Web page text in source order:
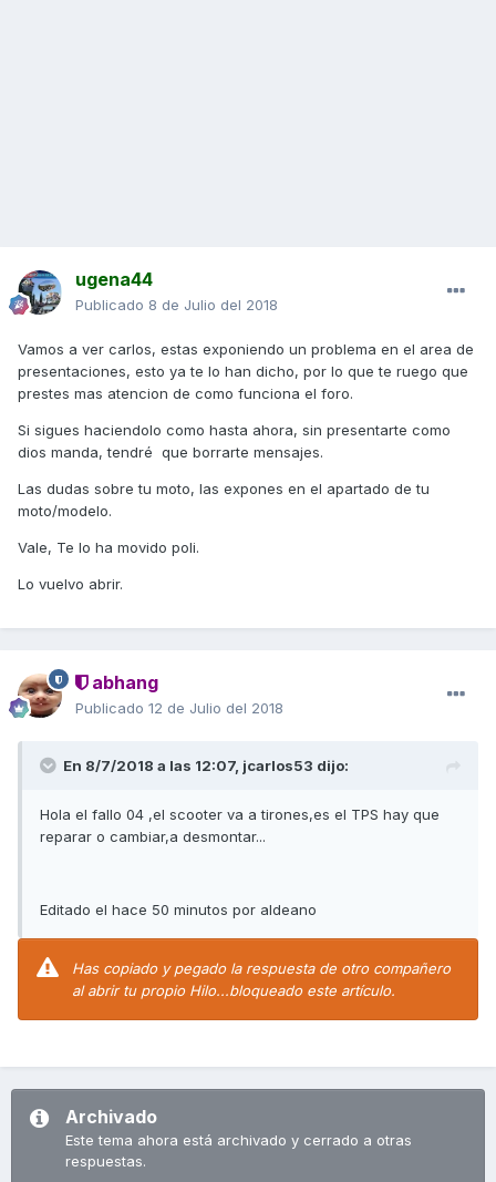
ugena44
Publicado 8 de Julio del 2018
Vamos a ver carlos, estas exponiendo un problema en el area de
presentaciones, esto ya te lo han dicho, por lo que te ruego que
prestes mas atencion de como funciona el foro.
Si sigues haciendolo como hasta ahora, sin presentarte como
dios manda, tendré que borrarte mensajes.
Las dudas sobre tu moto, las expones en el apartado de tu
moto/modelo.
Vale, Te lo ha movido poli.
Lo vuelvo abrir.
abhang
Publicado 12 de Julio del 2018
En 8/7/2018 a las 12:07, jcarlos53 dijo:
Hola el fallo 04 ,el scooter va a tirones,es el TPS hay que
reparar o cambiar,a desmontar...
Editado el hace 50 minutos por aldeano
Has copiado y pegado la respuesta de otro compañero
al abrir tu propio Hilo...bloqueado este artículo.
Archivado
Este tema ahora está archivado y cerrado a otras
respuestas.